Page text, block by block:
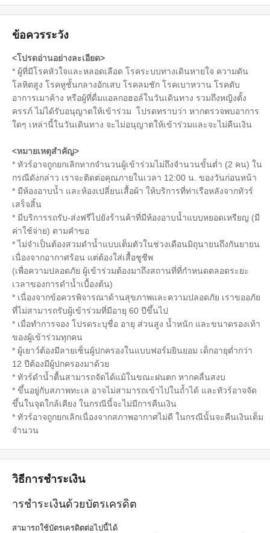
ข้อควรระวัง
<โปรดอ่านอย่างละเอียด>
* ผู้ที่มีโรคหัวใจและหลอดเลือด โรคระบบทางเดินหายใจ ความดัน
โลหิตสูง โรคหูชั้นกลางอักเสบ โรคลมชัก โรคเบาหวาน โรคตับ
อาการเมาค้าง หรือผู้ที่ดื่มแอลกอฮอล์ในวันเดินทาง รวมถึงหญิงตั้ง
ครรภ์ ไม่ได้รับอนุญาตให้เข้าร่วม โปรดทราบว่า หากตรวจพบอาการ
ใดๆ เหล่านี้ในวันเดินทาง จะไม่อนุญาตให้เข้าร่วมและจะไม่คืนเงิน
<หมายเหตุสำคัญ>
* ทัวร์อาจถูกยกเลิกหากจำนวนผู้เข้าร่วมไม่ถึงจำนวนขั้นต่ำ (2 คน) ใน
กรณีดังกล่าว เราจะติดต่อคุณภายในเวลา 12:00 น. ของวันก่อนหน้า
* มีห้องอาบน้ำ และห้องเปลี่ยนเสื้อผ้า ให้บริการที่ท่าเรือหลังจากทัวร์
เสร็จสิ้น
* มีบริการรถรับ-ส่งฟรีไปยังร้านค้าที่มีห้องอาบน้ำแบบหยอดเหรียญ (มี
ค่าใช้จ่าย) ตามคำขอ
* ไม่จำเป็นต้องสวมดำน้ำแบบเต็มตัวในช่วงเดือนมิถุนายนถึงกันยายน
เนื่องจากอากาศร้อน แต่ต้องใส่เสื้อชูชีพ
(เพื่อความปลอดภัย ผู้เข้าร่วมต้องมาถึงสถานที่ที่กำหนดตลอดระยะ
เวลาของการดำน้ำเบื้องต้น)
* เนื่องจากข้อควรพิจารณาด้านสุขภาพและความปลอดภัย เราขออภัย
ที่ไม่สามารถรับผู้เข้าร่วมที่มีอายุ 60 ปีขึ้นไป
* เมื่อทำการจอง โปรดระบุชื่อ อายุ ส่วนสูง น้ำหนัก และขนาดรองเท้า
ของผู้เข้าร่วมทุกคน
* ผู้เยาว์ต้องมีลายเซ็นผู้ปกครองในแบบฟอร์มยินยอม เด็กอายุต่ำกว่า
12 ปีต้องมีผู้ปกครองมาด้วย
* ทัวร์ดำน้ำตื้นสามารถจัดได้แม้ในขณะฝนตก หากคลื่นสงบ
* ขึ้นอยู่กับสภาพทะเล อาจไม่สามารถเข้าไปในถ้ำได้ และทัวร์อาจจัด
ขึ้นในจุดใกล้เคียง ในกรณีนี้จะไม่มีการคืนเงิน
* ทัวร์อาจถูกยกเลิกเนื่องจากสภาพอากาศไม่ดี ในกรณีนั้นจะคืนเงินเต็ม
จำนวน
วิธีการชำระเงิน
ารชำระเงินด้วยบัตรเครดิต
สามารถใช้บัตรเครดิตต่อไปนี้ได้